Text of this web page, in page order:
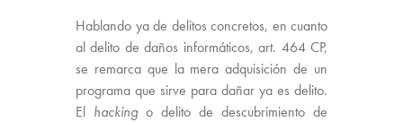
Hablando ya de delitos concretos, en cuanto
al delito de daños informáticos, art. 464 CP,
se remarca que la mera adquisición de un
programa que sirve para dañar ya es delito.
El hacking o delito de descubrimiento de